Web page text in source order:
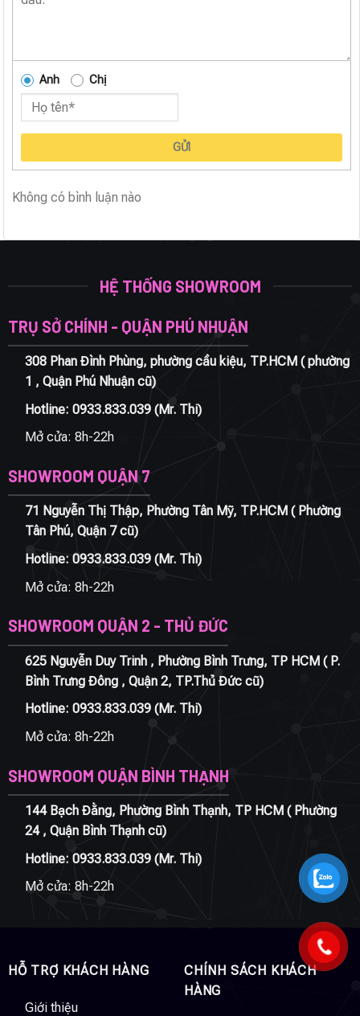
Anh Chị
GỬI
Không có bình luận nào
HỆ THỐNG SHOWROOM
TRỤ SỞ CHÍNH - QUẬN PHÚ NHUẬN
308 Phan Đình Phùng, phường cầu kiệu, TP.HCM ( phường
1 , Quận Phú Nhuận cũ)
Hotline: 0933.833.039(Mr. Thi)
Mở cửa: 8h-22h
SHOWROOM QUẬN 7
71 Nguyễn Thị Thập, Phường Tân Mỹ, TP.HCM ( Phường
Tân Phú, Quận 7 cũ)
Hotline: 0933.833.039(Mr. Thi)
Mở cửa: 8h-22h
SHOWROOM QUẬN 2 - THỦ ĐỨC
625 Nguyễn Duy Trinh , Phường Bình Trưng, TP HCM ( P.
Bình Trưng Đông , Quận 2, TP.Thủ Đức cũ)
Hotline: 0933.833.039(Mr. Thi)
Mở cửa: 8h-22h
SHOWROOM QUẬN BÌNH THẠNH
144 Bạch Đằng, Phường Bình Thạnh, TP HCM ( Phường
24 , Quận Bình Thạnh cũ)
Hotline: 0933.833.039(Mr. Thi)
Mở cửa: 8h-22h
HỖ TRỢ KHÁCH HÀNG
Giới thiệu
CHÍNH SÁCH KHÁCH
HÀNG